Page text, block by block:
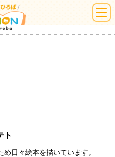
絵本ひろば
ト
め日々絵本を描いています。